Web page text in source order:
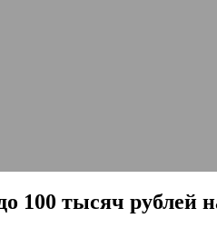
100 тысяч рублей